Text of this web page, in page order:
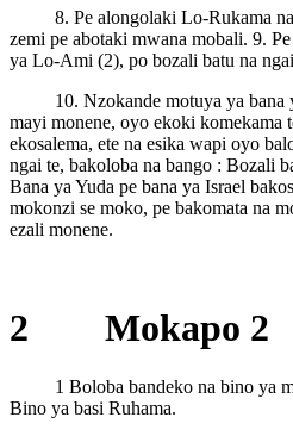
8. Pe alongolaki Lo-Rukama
zemi pe abotaki mwana mobali. 9.
ya Lo-Ami (2), po bozali batu na
10. Nzokande motuya ya
mayi monene, oyo ekoki komekama
ekosalema, ete na esika wapi oyo
ngai te, bakoloba na bango : Bozali
Bana ya Yuda pe bana ya Israel
mokonzi se moko, pe bakomata na
ezali monene.
2 Mokapo 2
1 Boloba bandeko na bino ya
Bino ya basi Ruhama.